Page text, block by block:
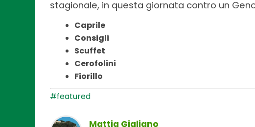
stagionale, in questa giornata contro un
Caprile
Consigli
Scuffet
Cerofolini
Fiorillo
#featured
Mattia Gigliano